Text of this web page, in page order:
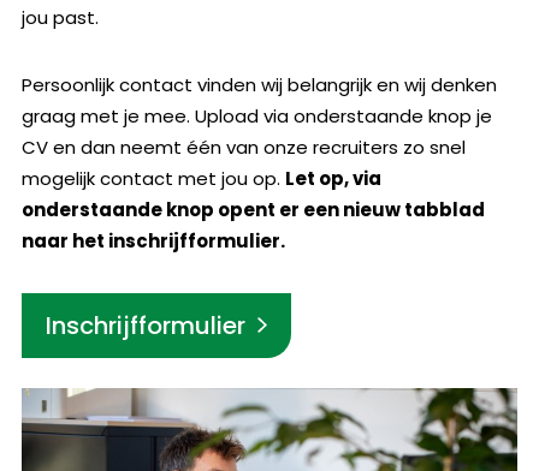
jou past.
Persoonlijk contact vinden wij belangrijk en wij denken
graag met je mee. Upload via onderstaande knop je
CV en dan neemt één van onze recruiters zo snel
mogelijk contact met jou op. Let op, via
onderstaande knop opent er een nieuw tabblad
naar het inschrijfformulier.
Inschrijfformulier